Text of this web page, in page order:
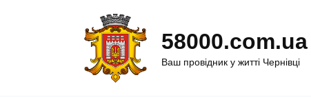
58000.com.ua
Ваш провідник у житті Чернівці